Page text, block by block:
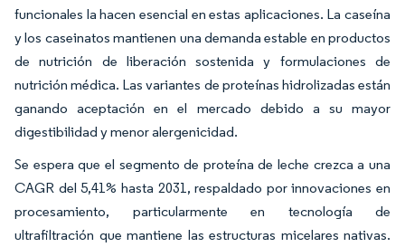
funcionales la hacen esencial en estas aplicaciones. La caseína
y los caseinatos mantienen una demanda estable en productos
de nutrición de liberación sostenida y formulaciones de
nutrición médica. Las variantes de proteínas hidrolizadas están
ganando aceptación en el mercado debido a su mayor
digestibilidad y menor alergenicidad.
Se espera que el segmento de proteína de leche crezca a una
CAGR del 5,41% hasta 2031, respaldado por innovaciones en
procesamiento, particularmente en tecnología de
ultrafiltración que mantiene las estructuras micelares nativas.